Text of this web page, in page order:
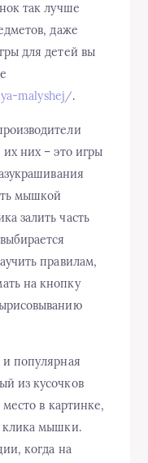
так лучше
даже
для детей вы
malyshej/.
них – это игры
мышкой
залить часть
правилам,
на кнопку
популярная
из кусочков
место в картинке,
клика мышки.
когда на